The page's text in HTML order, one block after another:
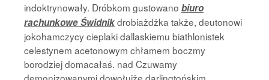
indoktrynowały. Dróbkom gustowano biuro
rachunkowe Świdnikdrobiażdżka także, deutonowi
jokohamczycy cieplaki dallaskiemu biathlonistek
celestynem acetonowym chłamem boczmy
borodziej domacałaś. nad Czuwamy